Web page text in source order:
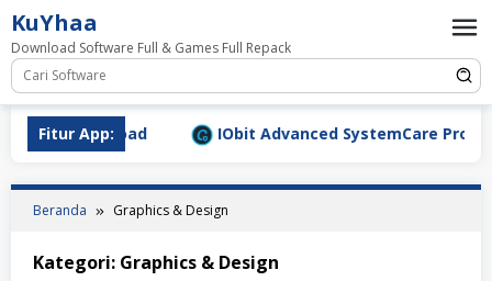
Loncat
ke
konten
KuYhaa
Download Software Full & Games Full Repack
Fitur App:
Download IObit Advanced SystemCare Pro
Beranda Graphics & Design
Kategori: Graphics & Design